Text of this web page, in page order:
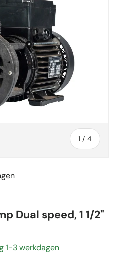
1 / van
4
Dual speed, 1 1/2"
1-3 werkdagen